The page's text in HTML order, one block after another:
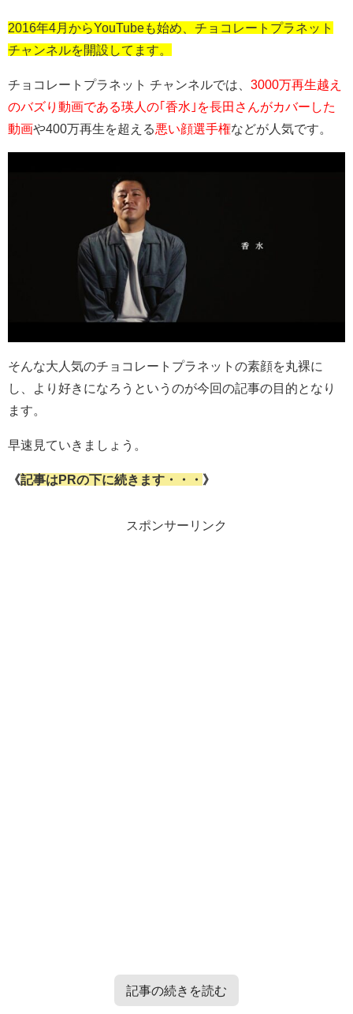
2016年4月からYouTubeも始め、チョコレートプラネット
チャンネルを開設してます。
チョコレートプラネット チャンネルでは、 3000万再生越え
のバズり動画である瑛人の｢香水｣を長田さんがカバーした
動画や400万再生を超える悪い顔選手権などが人気です。
そんな大人気のチョコレートプラネットの素顔を丸裸に
し、より好きになろうというのが今回の記事の目的となり
ます。
早速見ていきましょう。
《記事はPRの下に続きます・・・ 》
スポンサーリンク
記事の続きを読む